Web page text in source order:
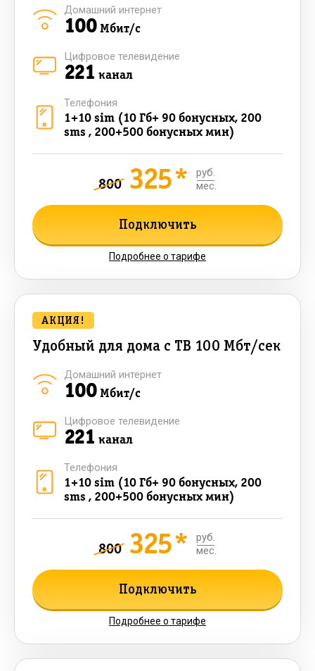
100Мбит/с
Домашний интернет
221 канал
Цифровое телевидение
1+10 sim (10 Гб+ 90 бонусных, 200
sms , 200+500 бонусных мин)
Телефония
800 325*
руб.
мес.
Подключить
Подробнее о тарифе
Удобный для дома с ТВ 100 Мбт/сек
АКЦИЯ!
100Мбит/с
Домашний интернет
221 канал
Цифровое телевидение
1+10 sim (10 Гб+ 90 бонусных, 200
sms , 200+500 бонусных мин)
Телефония
800 325*
руб.
мес.
Подключить
Подробнее о тарифе